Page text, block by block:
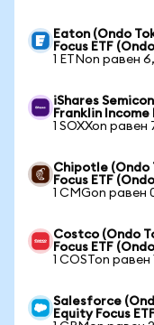
Eaton (Ondo
Focus ETF
1 ETNon равен
iShares
Franklin Income
1 SOXXon
Chipotle (Ondo
Focus ETF
1 CMGon равен
Costco (Ondo
Focus ETF
1 COSTon
Salesforce
Equity Focus